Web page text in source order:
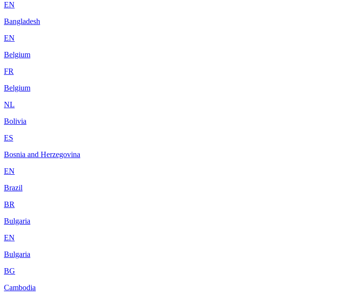
EN
Bangladesh
EN
Belgium
FR
Belgium
NL
Bolivia
ES
Bosnia and Herzegovina
EN
Brazil
BR
Bulgaria
EN
Bulgaria
BG
Cambodia